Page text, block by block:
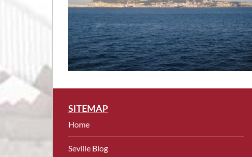
SITEMAP
Home
Seville Blog